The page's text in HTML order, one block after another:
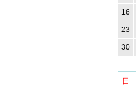
16
23
30
日